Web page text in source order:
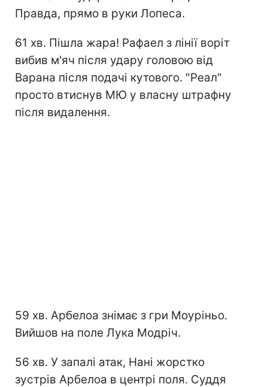
Правда, прямо в руки Лопеса.
61 хв. Пішла жара! Рафаел з лінії воріт
вибив м'яч після удару головою від
Варана після подачі кутового. "Реал"
просто втиснув МЮ у власну штрафну
після видалення.
59 хв. Арбелоа знімає з гри Моуріньо.
Вийшов на поле Лука Модріч.
56 хв. У запалі атак, Нані жорстко
зустрів Арбелоа в центрі поля. Суддя